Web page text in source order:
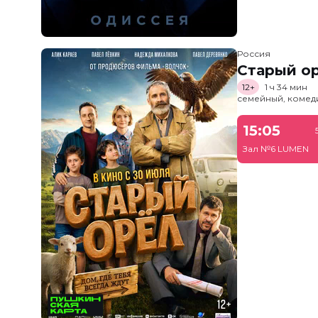
Россия
Старый
12+
1 ч 34 мин
семейный,
15:05
Зал №6 LUMEN